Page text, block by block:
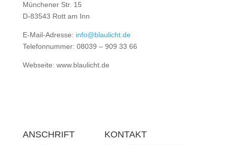
Münchener Str. 15
D-83543 Rott am Inn
E-Mail-Adresse: info@blaulicht.de
Telefonnummer: 08039 – 909 33 66
Webseite: www.blaulicht.de
ANSCHRIFT KONTAKT